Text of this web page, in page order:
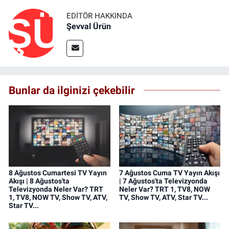
EDITÖR HAKKINDA
Şevval Ürün
Bunlar da ilginizi çekebilir
8 Ağustos Cumartesi TV Yayın
Akışı | 8 Ağustos'ta
Televizyonda Neler Var? TRT
1, TV8, NOW TV, Show TV, ATV,
Star TV...
7 Ağustos Cuma TV Yayın Akışı
| 7 Ağustos'ta Televizyonda
Neler Var? TRT 1, TV8, NOW
TV, Show TV, ATV, Star TV...